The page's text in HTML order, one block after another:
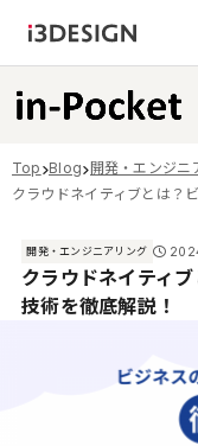
Top Blog
開発・エンジニ
クラウドネイティブとは？
開発・エンジニアリング
クラウドネイティ
技術を徹底解説！